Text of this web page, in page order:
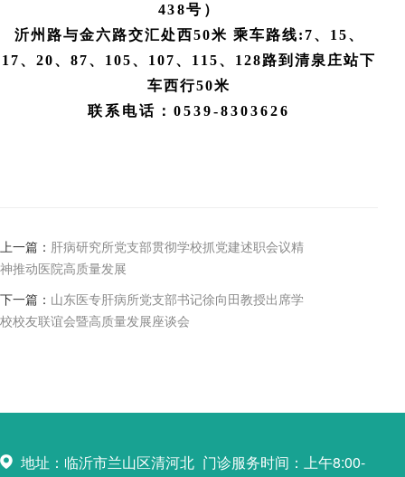
438号）
沂州路与金六路交汇处西50米 乘车路线:7、15、
17、20、87、105、107、115、128路到清泉庄站下
车西行50米
联系电话：0539-8303626
上一篇： 肝病研究所党支部贯彻学校抓党建述职会议精
神推动医院高质量发展
下一篇： 山东医专肝病所党支部书记徐向田教授出席学
校校友联谊会暨高质量发展座谈会
地址：临沂市兰山区清河北 门诊服务时间：上午8:00-